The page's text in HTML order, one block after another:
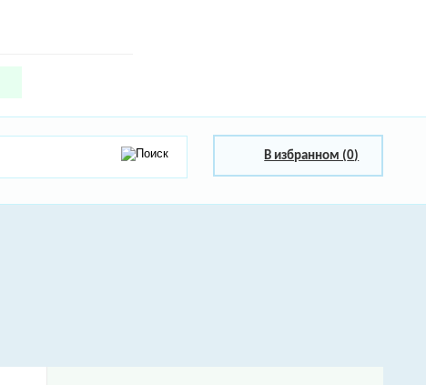
В избранном (0)